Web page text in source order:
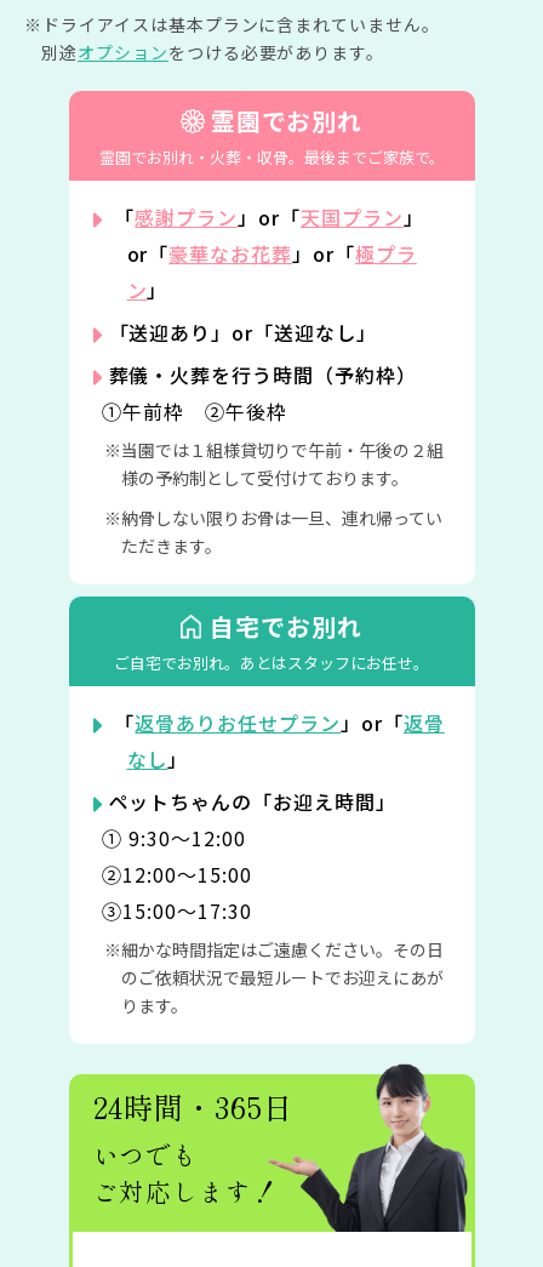
ドライアイスは基本プランに含まれていません。
別途オプションをつける必要があります。
霊園でお別れ
霊園でお別れ・火葬・収骨。 最後までご家族で。
「感謝プラン」or「天国プラン」
or「豪華なお花葬」or「極プラ
ン」
「送迎あり」or「送迎なし」
葬儀・火葬を行う時間（予約枠）
①午前枠 ②午後枠
当園では１組様貸切りで午前・午後の２組
様の予約制として受付けております。
納骨しない限りお骨は一旦、連れ帰ってい
ただきます。
自宅でお別れ
ご自宅でお別れ。 あとはスタッフにお任せ。
「返骨ありお任せプラン」or「返骨
なし」
ペットちゃんの「お迎え時間」
① 9:30〜12:00
②12:00〜15:00
③15:00〜17:30
細かな時間指定はご遠慮ください。その日
のご依頼状況で最短ルートでお迎えにあが
ります。
24時間・365日
いつでも
ご対応します！